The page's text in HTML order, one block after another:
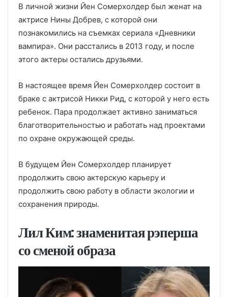
В личной жизни Йен Сомерхолдер был женат на
актрисе Нины Добрев, с которой они
познакомились на съемках сериала «Дневники
вампира». Они расстались в 2013 году, и после
этого актеры остались друзьями.
В настоящее время Йен Сомерхолдер состоит в
браке с актрисой Никки Рид, с которой у него есть
ребенок. Пара продолжает активно заниматься
благотворительностью и работать над проектами
по охране окружающей среды.
В будущем Йен Сомерхолдер планирует
продолжить свою актерскую карьеру и
продолжить свою работу в области экологии и
сохранения природы.
Лил Ким: знаменитая рэперша
со сменой образа